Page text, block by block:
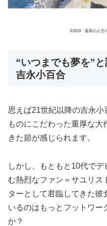
©2019「最高の人生
“いつまでも夢を”
吉永小百合
思えば21世紀以降の吉永
ものにこだわった重厚な大
きた節が感じられます。
しかし、もともと10代で
む熱烈なファン＝サユリス
ターとして君臨してきた
いるのはもっとフットワー
か？